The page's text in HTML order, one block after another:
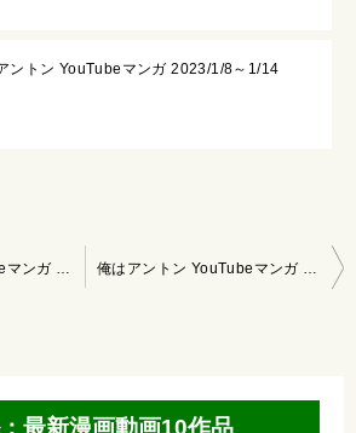
ントン YouTubeマンガ 2023/1/8～1/14
最新漫画動画10作品